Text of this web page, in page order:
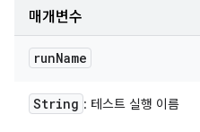
매개변수
runName
String : 테스트 실행 이름